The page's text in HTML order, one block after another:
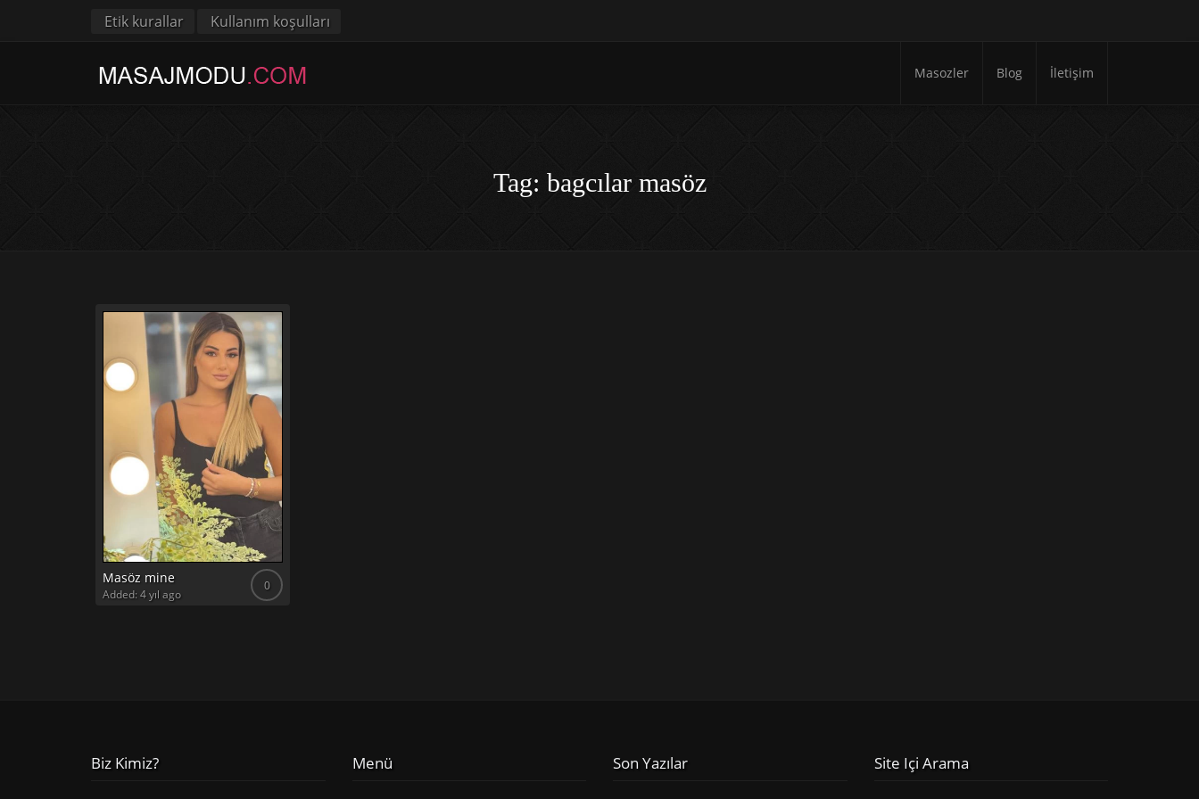
Etik kurallar Kullanım koşulları
Masozler Blog İletişim
Tag: bagcılar masöz
Masöz mine 0
Added: 4 yıl ago
Biz Kimiz? Menü Son Yazılar Site Içi Arama